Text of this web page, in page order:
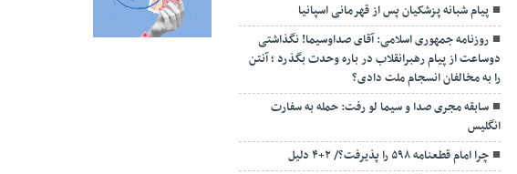
پیام شبانه پزشکیان پس از قهرمانی اسپانیا
روزنامه جمهوری اسلامی: آقای صداوسیما! نگذاشتی
دوساعت از پیام رهبرانقلاب در باره وحدت بگذرد ؛ آنتن
را به مخالفان انسجام ملت دادی؟
سابقه مجری صدا و سیما لو رفت: حمله به سفارت
انگلیس
چرا امام قطعنامه ۵۹۸ را پذیرفت؟/ ۲+۴ دلیل